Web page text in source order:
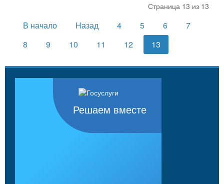
Страница 13 из 13
В начало Назад 4 5 6
7
8
9 10 11 12 13
Решаем вместе